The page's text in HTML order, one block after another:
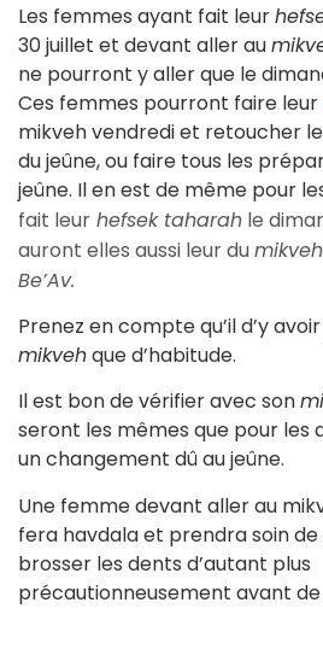
Les femmes ayant fait leur
30 juillet et devant aller au
ne pourront y aller que le
Ces femmes pourront faire leur
mikveh vendredi et retoucher le
du jeûne, ou faire tous les
jeûne. Il en est de même pour
fait leur hefsek taharah le
auront elles aussi leur dumikveh
Be’Av.
Prenez en compte qu’il d’y
mikvehque d’habitude.
Il est bon de vérifier avec son
seront les mêmes que pour les
un changement dû au jeûne.
Une femme devant aller au
fera havdala et prendra soin
brosser les dents d’autant plus
précautionneusement avant